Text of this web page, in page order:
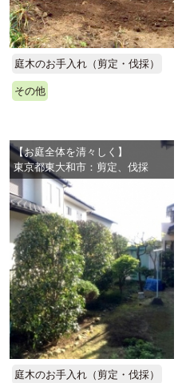
庭木のお手入れ（剪定・伐採）
その他
【お庭全体を清々しく】
東京都東大和市：剪定、伐採
庭木のお手入れ（剪定・伐採）